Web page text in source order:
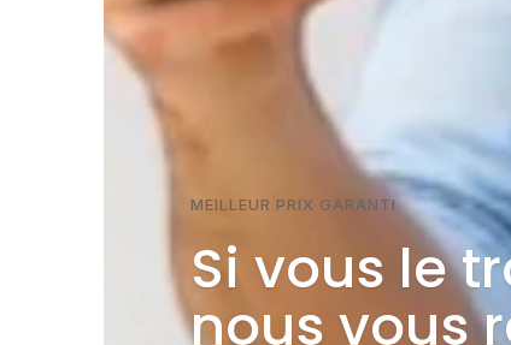
MEILLEUR PRIX GARANTI
Si vous le
nous vous